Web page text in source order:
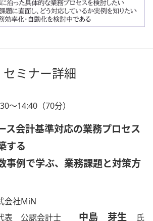
セミナー詳細
～14:40（70分）
ス会計基準対応の業務プロセス
する
事例で学ぶ、業務課題と対策方
会社MiN
表 公認会計士
中島 芽生 氏